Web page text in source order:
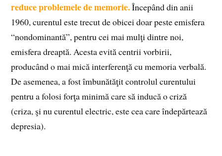
reduce problemele de memorie.Începând din anii
1960, curentul este trecut de obicei doar peste emisfera
“nondominantă”, pentru cei mai mulţi dintre noi,
emisfera dreaptă. Acesta evită centrii vorbirii,
producând o mai mică interferenţă cu memoria verbală.
De asemenea, a fost îmbunătăţit controlul curentului
pentru a folosi forţa minimă care să inducă o criză
(criza, şi nu curentul electric, este cea care îndepărtează
depresia).